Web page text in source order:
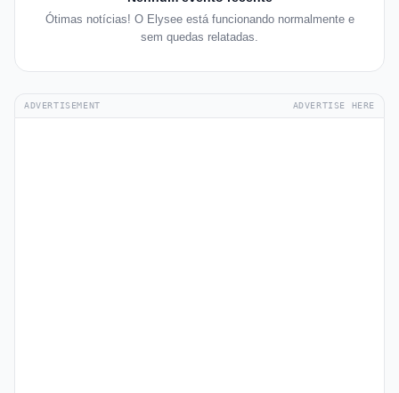
Ótimas notícias! O Elysee está funcionando normalmente e
sem quedas relatadas.
ADVERTISEMENT ADVERTISE HERE